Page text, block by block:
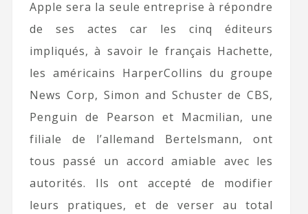
Apple sera la seule entreprise à répondre
de ses actes car les cinq éditeurs
impliqués, à savoir le français Hachette,
les américains HarperCollins du groupe
News Corp, Simon and Schuster de CBS,
Penguin de Pearson et Macmilian, une
filiale de l’allemand Bertelsmann, ont
tous passé un accord amiable avec les
autorités. Ils ont accepté de modifier
leurs pratiques, et de verser au total